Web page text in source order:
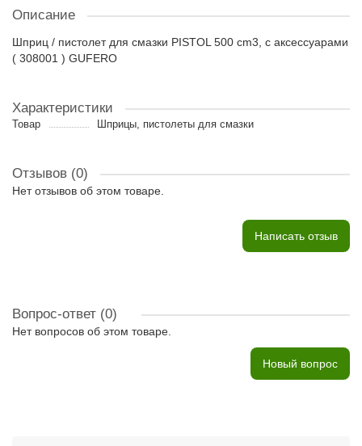
Описание
Шприц / пистолет для смазки PISTOL 500 cm3, с аксессуарами
( 308001 ) GUFERO
Характеристики
Товар Шприцы, пистолеты для смазки
Отзывов (0)
Нет отзывов об этом товаре.
Написать отзыв
Вопрос-ответ (0)
Нет вопросов об этом товаре.
Новый вопрос